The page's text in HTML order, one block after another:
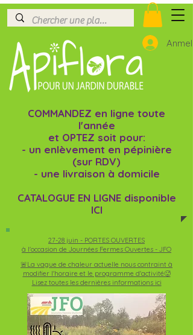
27-28 juin - PORTES OUVERTES
à l'occasion de Journées Fermes Ouvertes - JFO
🚨La vague de chaleur actuelle nous contraint à
modifier l'horaire et le programme d'activité🥵
Lisez toutes les dernières informations ici
COMMANDEZ en ligne toute
l'année
et OPTEZ soit pour:
- un enlèvement en pépinière
(sur RDV)
- une livraison à domicile
CATALOGUE EN LIGNE disponible
ICI